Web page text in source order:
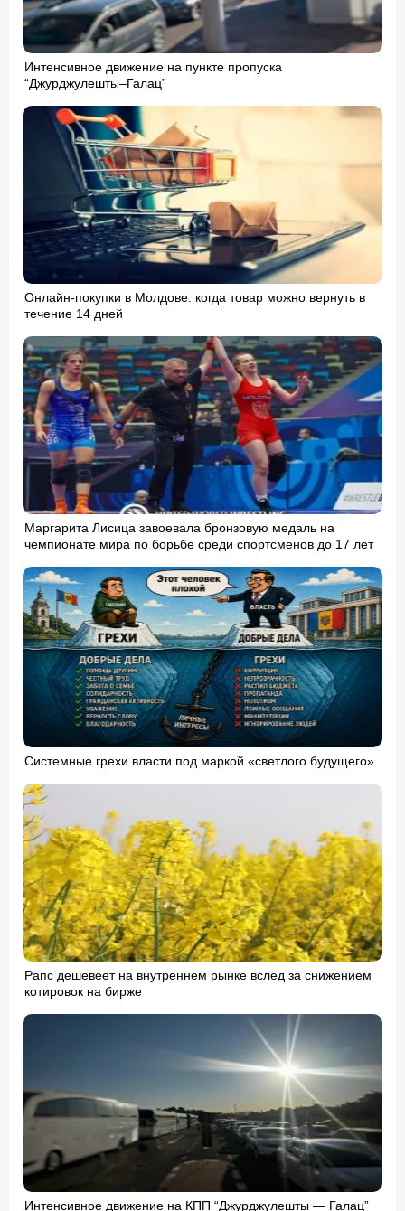
Интенсивное движение на пункте пропуска
“Джурджулешты–Галац”
Онлайн-покупки в Молдове: когда товар можно вернуть в
течение 14 дней
Маргарита Лисица завоевала бронзовую медаль на
чемпионате мира по борьбе среди спортсменов до 17 лет
Системные грехи власти под маркой «светлого будущего»
Рапс дешевеет на внутреннем рынке вслед за снижением
котировок на бирже
Интенсивное движение на КПП “Джурджулешты — Галац”